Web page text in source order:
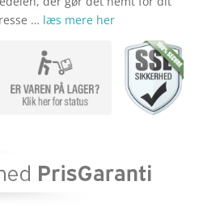
kr.
er:
kr. 89,89.
… læs mere her